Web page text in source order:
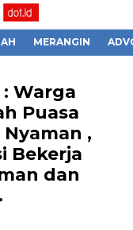
MERANGIN
Warga
Puasa
,
Bekerja
dan